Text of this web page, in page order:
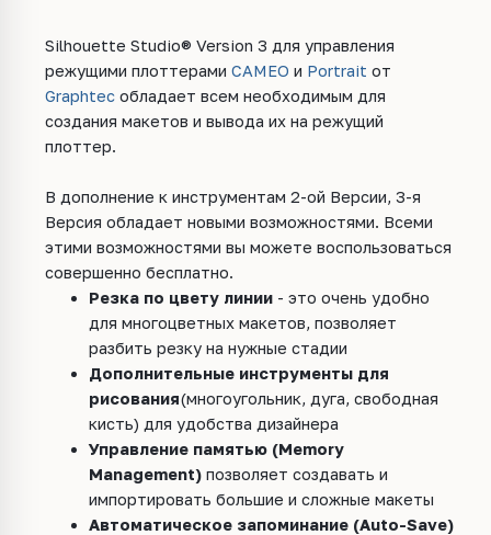
Silhouette Studio® Version 3 для управления
режущими плоттерами CAMEO и Portrait от
Graphtec обладает всем необходимым для
создания макетов и вывода их на режущий
плоттер.
В дополнение к инструментам 2-ой Версии, 3-я
Версия обладает новыми возможностями. Всеми
этими возможностями вы можете воспользоваться
совершенно бесплатно.
Резка по цвету линии - это очень удобно
для многоцветных макетов, позволяет
разбить резку на нужные стадии
Дополнительные инструменты для
рисования(многоугольник, дуга, свободная
кисть) для удобства дизайнера
Управление памятью (Memory
Management) позволяет создавать и
импортировать большие и сложные макеты
Автоматическое запоминание (Auto-Save)